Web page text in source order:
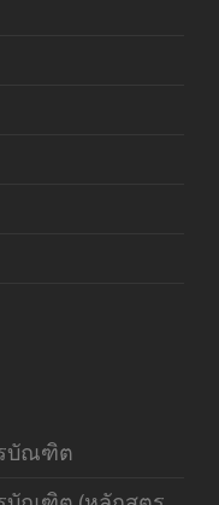
บัณฑิต